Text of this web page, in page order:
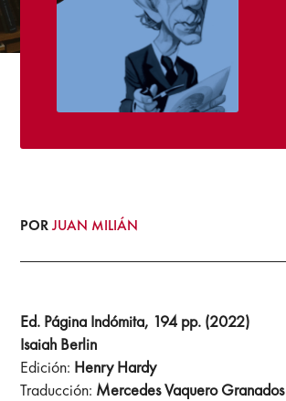
PORJUAN MILIÁN
Ed. Página Indómita, 194 pp. (2022)
Isaiah Berlin
Edición: Henry Hardy
Traducción: Mercedes Vaquero Granados